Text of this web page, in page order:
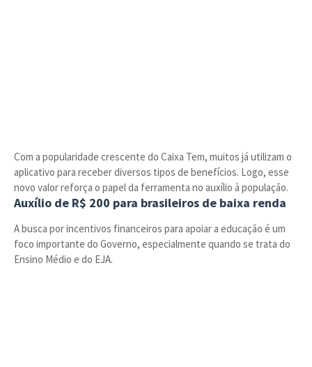
Com a popularidade crescente do Caixa Tem, muitos já utilizam o
aplicativo para receber diversos tipos de benefícios. Logo, esse
novo valor reforça o papel da ferramenta no auxílio à população.
Auxílio de R$ 200 para brasileiros de baixa renda
A busca por incentivos financeiros para apoiar a educação é um
foco importante do Governo, especialmente quando se trata do
Ensino Médio e do EJA.